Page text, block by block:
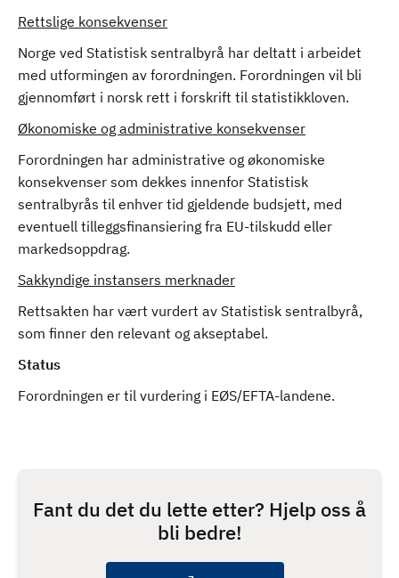
Rettslige konsekvenser
Norge ved Statistisk sentralbyrå har deltatt i arbeidet
med utformingen av forordningen. Forordningen vil bli
gjennomført i norsk rett i forskrift til statistikkloven.
Økonomiske og administrative konsekvenser
Forordningen har administrative og økonomiske
konsekvenser som dekkes innenfor Statistisk
sentralbyrås til enhver tid gjeldende budsjett, med
eventuell tilleggsfinansiering fra EU-tilskudd eller
markedsoppdrag.
Sakkyndige instansers merknader
Rettsakten har vært vurdert av Statistisk sentralbyrå,
som finner den relevant og akseptabel.
Status
Forordningen er til vurdering i EØS/EFTA-landene.
Fant du det du lette etter? Hjelp oss å
bli bedre!